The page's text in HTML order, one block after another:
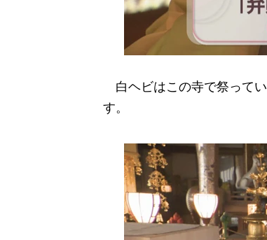
白ヘビはこの寺で祭って
す。